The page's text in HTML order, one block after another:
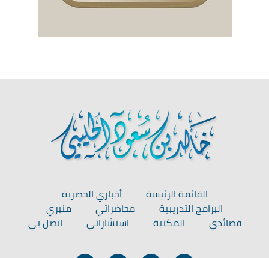
القائمة الرئيسة
أخباري الحصرية
البرامج التدريبية
محاضراتي
منبري
قصائدي
المكتبة استشاراتي اتصل بي